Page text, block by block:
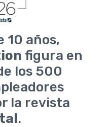
10 años,
figura en
los 500
la revista
.